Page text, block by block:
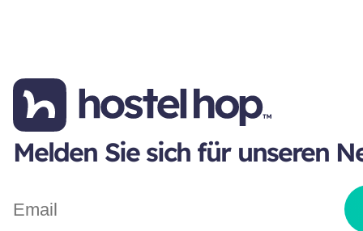
Melden Sie sich für unseren